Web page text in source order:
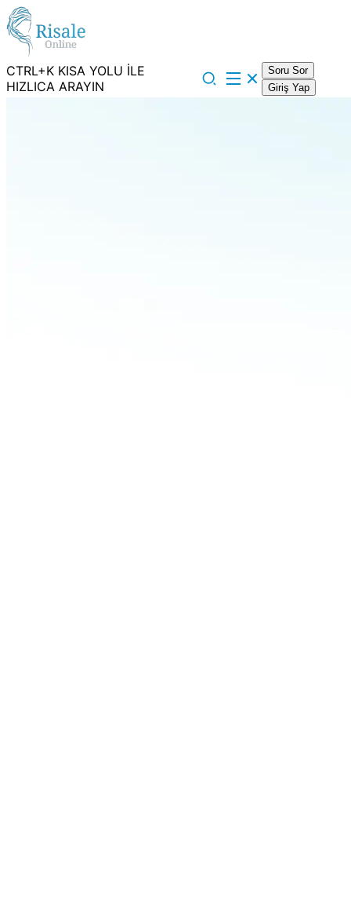
CTRL+K KISA YOLU İLE
HIZLICA ARAYIN
Soru Sor
Giriş Yap